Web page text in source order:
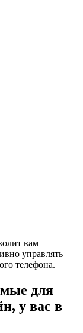
вам
управлять
телефона.
для
у вас в